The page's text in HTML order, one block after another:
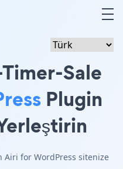
Sale
Plugin
Airi for WordPress sitenize